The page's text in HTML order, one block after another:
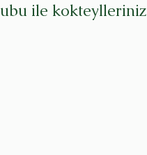
ile kokteylleriniz